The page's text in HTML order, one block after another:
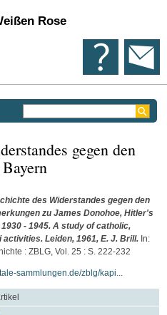
Rose
gegen den
des Widerstandes gegen den
zu James Donohoe, Hitler's
- 1945. A study of catholic,
Leiden, 1961, E. J. Brill. In:
: ZBLG, Vol. 25 : S. 222-232
sammlungen.de/zblg/kapi...